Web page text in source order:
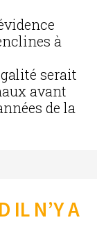
à
serait
avant
de la
IL N’Y A